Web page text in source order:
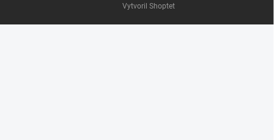
Vytvoril Shoptet